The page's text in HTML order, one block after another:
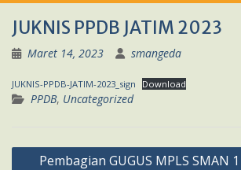
JUKNIS PPDB JATIM 2023
Maret 14, 2023 smangeda
JUKNIS-PPDB-JATIM-2023_sign Download
PPDB, Uncategorized
Navigasi
Pembagian GUGUS MPLS SMAN